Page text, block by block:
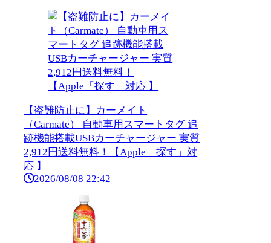
【盗難防止に】カーメイト
（Carmate） 自動車用スマートタグ 追
跡機能搭載USBカーチャージャー 実質
2,912円送料無料！【Apple「探す」対
応 】
2026/08/08 22:42